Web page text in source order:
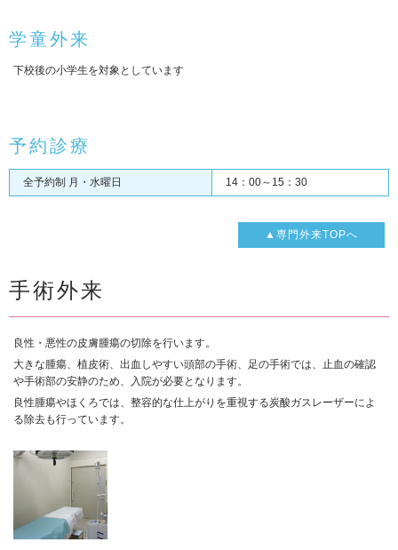
学童外来
下校後の小学生を対象としています
予約診療
全予約制 月・水曜日 14：00～15：30
▲専門外来TOPへ
手術外来
良性・悪性の皮膚腫瘍の切除を行います。
大きな腫瘍、植皮術、出血しやすい頭部の手術、足の手術では、止血の確認
や手術部の安静のため、入院が必要となります。
良性腫瘍やほくろでは、整容的な仕上がりを重視する炭酸ガスレーザーによ
る除去も行っています。